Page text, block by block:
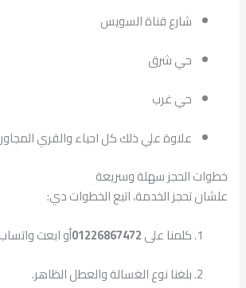
شارع قناة السويس
حي شرق
حي غرب
علاوة علي ذلك كل احياء والقري
خطوات الحجز سهلة وسريعة
علشان تحجز الخدمة، اتبع الخطوات دي:
كلمنا على01226867472أو ابعت
بلغنا نوع الغسالة والعطل الظاهر.